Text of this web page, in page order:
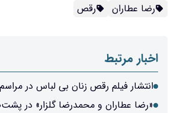
رضا عطاران رقص
اخبار مرتبط
انتشار فیلم رقص زنان بی لباس در
«رضا عطاران و محمدرضا گلزار» در